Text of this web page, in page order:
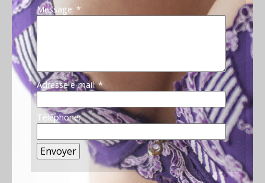
Message: *
Adresse e-mail:*
Téléphone: